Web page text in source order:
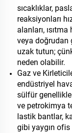
sıcaklıklar,
reaksiyonları
alanları,
veya doğrudan
uzak tutun;
neden olabilir.
Gaz ve
endüstriyel
sülfür genellikle
ve petrokimya
lastik bantlar,
gibi yaygın ofis